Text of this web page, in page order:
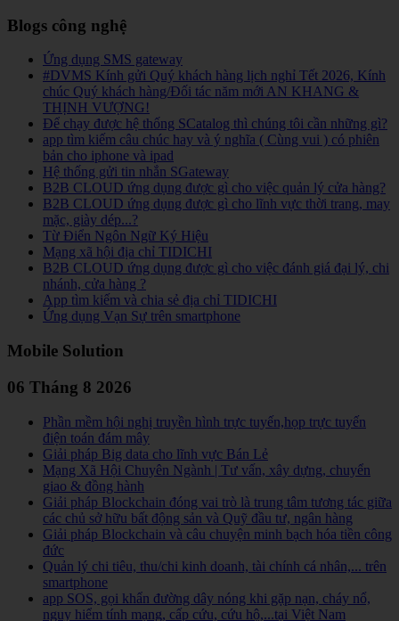
Blogs công nghệ
Ứng dụng SMS gateway
#DVMS Kính gửi Quý khách hàng lịch nghỉ Tết 2026, Kính
chúc Quý khách hàng/Đối tác năm mới AN KHANG &
THỊNH VƯỢNG!
Để chạy được hệ thống SCatalog thì chúng tôi cần những gì?
app tìm kiếm câu chúc hay và ý nghĩa ( Cùng vui ) có phiên
bản cho iphone và ipad
Hệ thống gửi tin nhắn SGateway
B2B CLOUD ứng dụng được gì cho việc quản lý cửa hàng?
B2B CLOUD ứng dụng được gì cho lĩnh vực thời trang, may
mặc, giày dép...?
Từ Điển Ngôn Ngữ Ký Hiệu
Mạng xã hội địa chỉ TIDICHI
B2B CLOUD ứng dụng được gì cho việc đánh giá đại lý, chi
nhánh, cửa hàng ?
App tìm kiếm và chia sẻ địa chỉ TIDICHI
Ứng dụng Vạn Sự trên smartphone
Mobile Solution
06 Tháng 8 2026
Phần mềm hội nghị truyền hình trực tuyến,họp trực tuyến
điện toán đám mây
Giải pháp Big data cho lĩnh vực Bán Lẻ
Mạng Xã Hội Chuyên Ngành | Tư vấn, xây dựng, chuyển
giao & đồng hành
Giải pháp Blockchain đóng vai trò là trung tâm tương tác giữa
các chủ sở hữu bất động sản và Quỹ đầu tư, ngân hàng
Giải pháp Blockchain và câu chuyện minh bạch hóa tiền công
đức
Quản lý chi tiêu, thu/chi kinh doanh, tài chính cá nhân,... trên
smartphone
app SOS, gọi khẩn đường dây nóng khi gặp nạn, cháy nổ,
nguy hiểm tính mạng, cấp cứu, cứu hộ,...tại Việt Nam